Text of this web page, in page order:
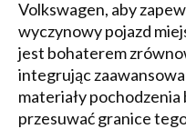
Volkswagen, aby
wyczynowy pojazd
jest bohaterem
integrując
materiały
przesuwać granice